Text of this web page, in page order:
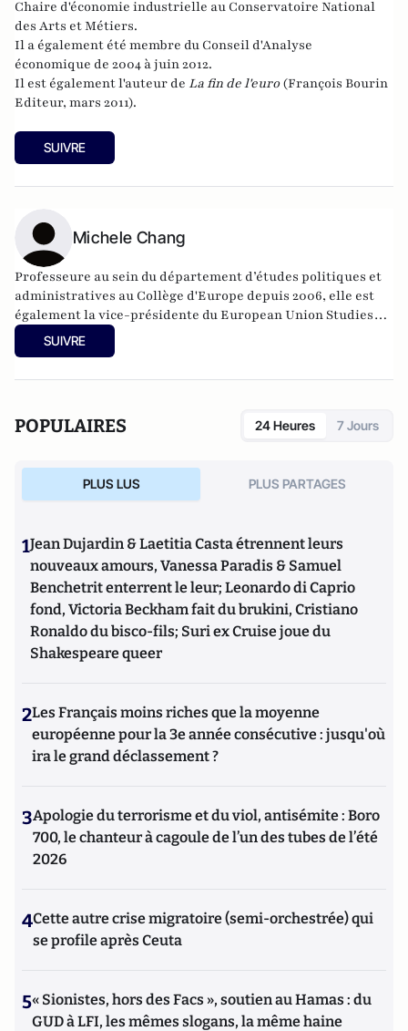
Chaire d'économie industrielle au Conservatoire National
des Arts et Métiers.
Il a également été membre du Conseil d'Analyse
économique de 2004 à juin 2012.
Il est également l'auteur de La fin de l'euro(François Bourin
Editeur, mars 2011).
SUIVRE
Michele Chang
Professeure au sein du département d’études politiques et
administratives au Collège d'Europe depuis 2006, elle est
également la vice-présidente du European Union Studies
Association, une association académique américaine
consacrée aux études européennes.
SUIVRE
POPULAIRES 24 Heures 7 Jours
PLUS LUS PLUS PARTAGES
1Jean Dujardin & Laetitia Casta étrennent leurs
nouveaux amours, Vanessa Paradis & Samuel
Benchetrit enterrent le leur; Leonardo di Caprio
fond, Victoria Beckham fait du brukini, Cristiano
Ronaldo du bisco-fils; Suri ex Cruise joue du
Shakespeare queer
2Les Français moins riches que la moyenne
européenne pour la 3e année consécutive : jusqu'où
ira le grand déclassement ?
3Apologie du terrorisme et du viol, antisémite : Boro
700, le chanteur à cagoule de l’un des tubes de l’été
2026
4Cette autre crise migratoire (semi-orchestrée) qui
se profile après Ceuta
5« Sionistes, hors des Facs », soutien au Hamas : du
GUD à LFI, les mêmes slogans, la même haine